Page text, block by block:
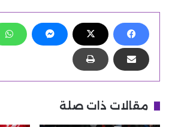
مقالات ذات صلة